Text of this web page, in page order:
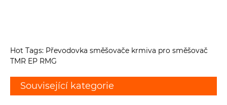
Hot Tags: Převodovka směšovače krmiva pro směšovač
TMR EP RMG
Související kategorie